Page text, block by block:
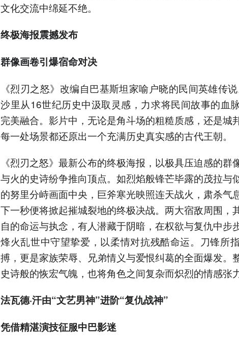
文化交流中绵延不绝。
终极海报震撼发布
群像画卷引爆宿命对决
《烈刃之怒》改编自巴基斯坦家喻户晓的民间英雄传
沙里从16世纪历史中汲取灵感，力求将民间故事的血
完美融合。影片中，无论是角斗场的粗糙质感，还是城
每一处场景都还原出一个充满历史真实感的古代王朝。
《烈刃之怒》最新公布的终极海报，以极具压迫感的群
与火的史诗纷争推向顶点。如烈焰般锋芒毕露的茂拉与
的努里分峙画面中央，巨斧寒光映照连天战火，肃杀气
下一秒便将掀起摧城裂地的终极决战。两大宿敌周围，
自的命运与执念，有人潜藏于阴暗，在权欲与复仇中步
烽火乱世中守望挚爱，以柔情对抗残酷命运。刀锋所
搏，更是家族荣辱、兄弟情义与爱恨纠葛的全面爆发。
史诗般的恢宏气魄，也将角色之间复杂而炽烈的情感张
法瓦德·汗由“文艺男神”进阶“复仇战神”
凭借精湛演技征服中巴影迷